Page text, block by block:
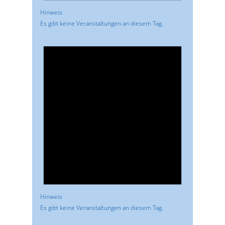
Hinweis
Es gibt keine Veranstaltungen an diesem Tag.
Hinweis
Es gibt keine Veranstaltungen an diesem Tag.